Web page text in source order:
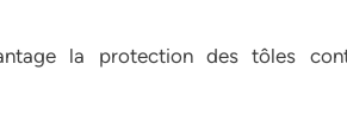
la protection des tôles